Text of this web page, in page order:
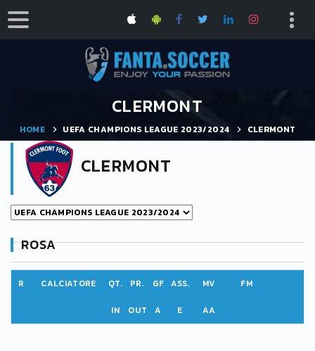
CLERMONT
HOME UEFA CHAMPIONS LEAGUE 2023/2024 CLERMONT
CLERMONT
ROSA
R CALCIATORE QT. PR. GF ASS. MV FM
IN OUT A E AA